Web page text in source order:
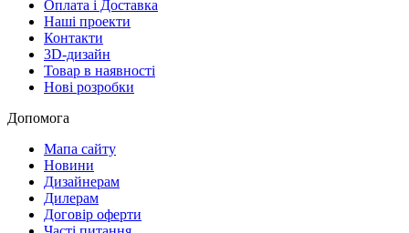
Оплата і Доставка
Наші проекти
Контакти
3D-дизайн
Товар в наявності
Нові розробки
Допомога
Мапа сайту
Новини
Дизайнерам
Дилерам
Договір оферти